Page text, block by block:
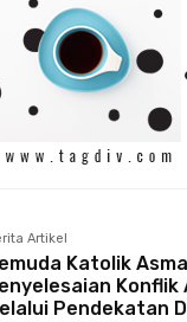
Artikel
Katolik
Pendekatan